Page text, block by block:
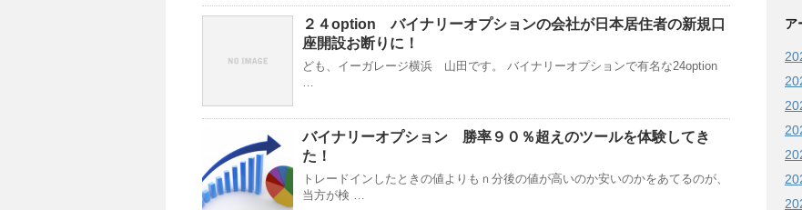
２４option バイナリーオプションの会社が日本居住者の新規口
座開設お断りに！
ども、イーガレージ横浜 山田です。 バイナリーオプションで有名な24option
…
バイナリーオプション 勝率９０％超えのツールを体験してき
た！
トレードインしたときの値よりもｎ分後の値が高いのか安いのかをあてるのが、
当方が検 …
ア